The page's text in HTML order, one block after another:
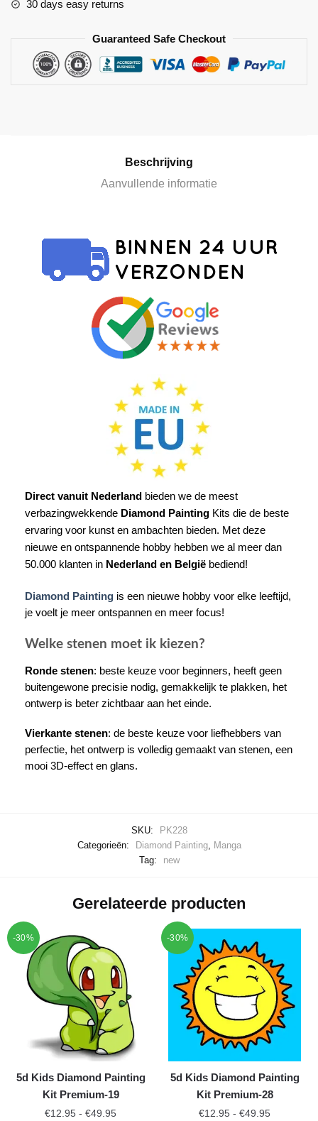
e
30 days easy returns
Guaranteed Safe Checkout
Beschrijving
Aanvullende informatie
Direct vanuit Nederland bieden we de meest
verbazingwekkende Diamond Painting Kits die de beste
ervaring voor kunst en ambachten bieden. Met deze
nieuwe en ontspannende hobby hebben we al meer dan
50.000 klanten in Nederland en België bediend!
Diamond Painting is een nieuwe hobby voor elke leeftijd,
je voelt je meer ontspannen en meer focus!
Welke stenen moet ik kiezen?
Ronde stenen: beste keuze voor beginners, heeft geen
buitengewone precisie nodig, gemakkelijk te plakken, het
ontwerp is beter zichtbaar aan het einde.
Vierkante stenen: de beste keuze voor liefhebbers van
perfectie, het ontwerp is volledig gemaakt van stenen, een
mooi 3D-effect en glans.
SKU:
PK228
Categorieën:
Diamond Painting,
Manga
Tag:
new
Gerelateerde producten
-30%
5d Kids Diamond Painting
Kit Premium-19
€12.95 - €49.95
-30%
5d Kids Diamond Painting
Kit Premium-28
€12.95 - €49.95